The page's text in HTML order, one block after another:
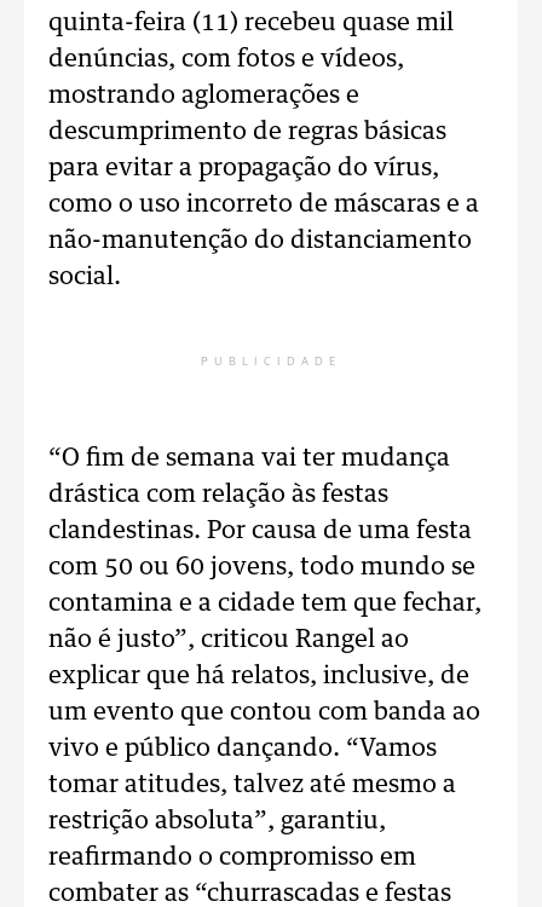
quinta-feira (11) recebeu quase mil
denúncias, com fotos e vídeos,
mostrando aglomerações e
descumprimento de regras básicas
para evitar a propagação do vírus,
como o uso incorreto de máscaras e a
não-manutenção do distanciamento
social.
PUBLICIDADE
“O fim de semana vai ter mudança
drástica com relação às festas
clandestinas. Por causa de uma festa
com 50 ou 60 jovens, todo mundo se
contamina e a cidade tem que fechar,
não é justo”, criticou Rangel ao
explicar que há relatos, inclusive, de
um evento que contou com banda ao
vivo e público dançando. “Vamos
tomar atitudes, talvez até mesmo a
restrição absoluta”, garantiu,
reafirmando o compromisso em
combater as “churrascadas e festas